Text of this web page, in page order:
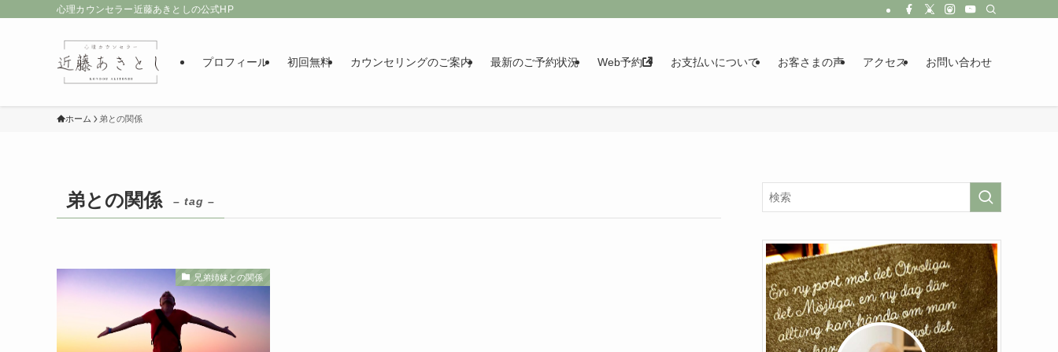
心理カウンセラー近藤あきとしの公式HP
プロフィール 初回無料 カウンセリングのご案内 最新のご予約状況 Web予約 お支払いについて お客さまの声 アクセス お問い合わせ
ホーム 弟との関係
弟との関係 – tag –
兄弟姉妹との関係